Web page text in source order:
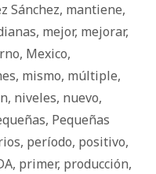
Sánchez, mantiene,
, mejor, mejorar,
, Mexico,
, mismo, múltiple,
, niveles, nuevo,
, Pequeñas
, período, positivo,
, primer, producción,